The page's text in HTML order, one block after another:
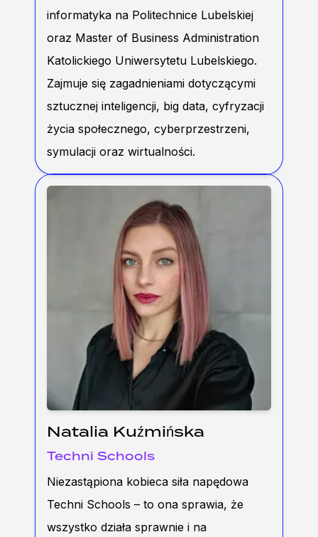
informatyka na Politechnice Lubelskiej
oraz Master of Business Administration
Katolickiego Uniwersytetu Lubelskiego.
Zajmuje się zagadnieniami dotyczącymi
sztucznej inteligencji, big data, cyfryzacji
życia społecznego, cyberprzestrzeni,
symulacji oraz wirtualności.
Natalia Kuźmińska
Techni Schools
Niezastąpiona kobieca siła napędowa
Techni Schools – to ona sprawia, że
wszystko działa sprawnie i na